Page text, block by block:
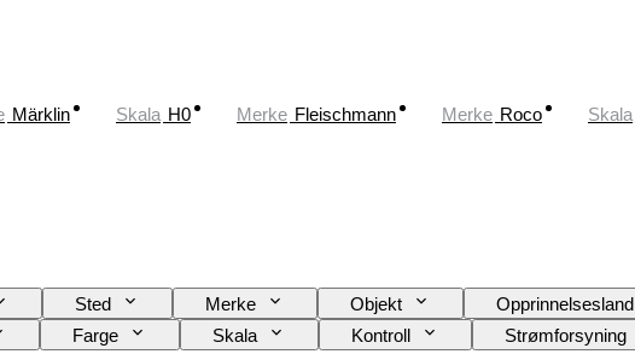
Märklin Skala H0 Merke Fleischmann Merke Roco Skala
Sted Merke Objekt
Opprinnelsesland
Farge Skala Kontroll
Strømforsyning